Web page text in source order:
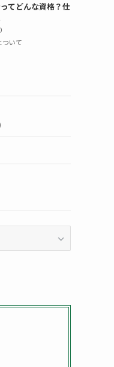
てどんな資格？仕
ついて